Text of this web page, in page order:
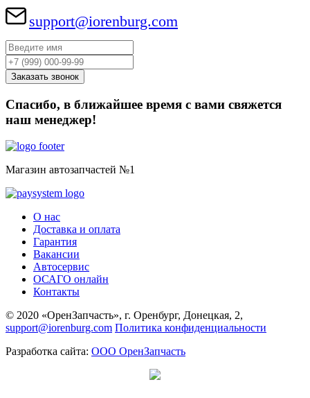
support@iorenburg.com
Спасибо, в ближайшее время с вами свяжется
наш менеджер!
Магазин автозапчастей №1
О нас
Доставка и оплата
Гарантия
Вакансии
Автосервис
ОСАГО онлайн
Контакты
© 2020 «ОренЗапчасть», г. Оренбург, Донецкая, 2,
support@iorenburg.com Политика конфиденциальности
Разработка сайта: ООО ОренЗапчасть